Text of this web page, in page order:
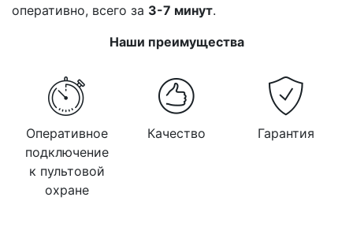
оперативно, всего за 3-7 минут.
Наши преимущества
Оперативное
подключение
к пультовой
охране
Качество Гарантия